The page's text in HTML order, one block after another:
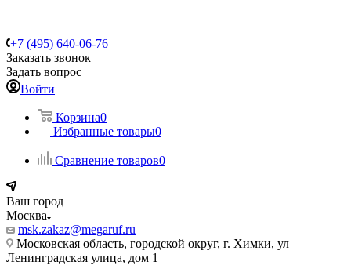
+7 (495) 640-06-76
Заказать звонок
Задать вопрос
Войти
Корзина0
Избранные товары0
Сравнение товаров0
Ваш город
Москва
msk.zakaz@megaruf.ru
Московская область, городской округ, г. Химки, ул
Ленинградская улица, дом 1